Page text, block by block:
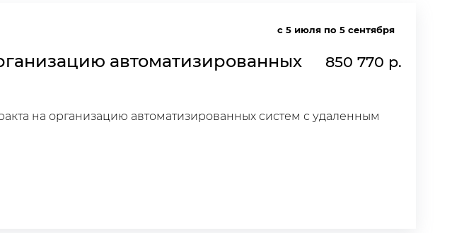
с 5 июля по 5 сентября
автоматизированных
850 770 р.
на организацию автоматизированных систем с удаленным